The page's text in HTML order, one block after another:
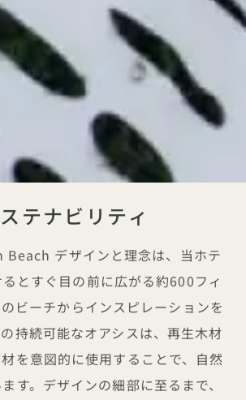
テナビリティ
デザインと理念は、当ホテ
とすぐ目の前に広がる約600フィ
ビーチからインスピレーションを
持続可能なオアシスは、再生木材
を意図的に使用することで、自然
す。デザインの細部に至るまで、